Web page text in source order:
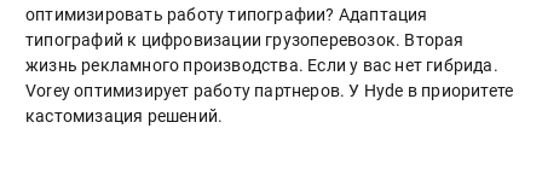
оптимизировать работу типографии? Адаптация
типографий к цифровизации грузоперевозок. Вторая
жизнь рекламного производства. Если у вас нет гибрида.
Vorey оптимизирует работу партнеров. У Hyde в приоритете
кастомизация решений.